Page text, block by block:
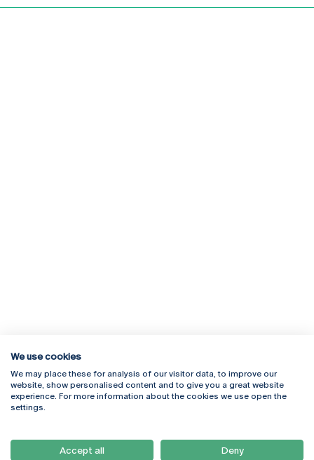
Rua Diogo Botelho 1327
4169-005 Porto
+351 226 196 240
Campus Online
Webmail
Como Chegar
We use cookies
We may place these for analysis of our visitor data, to improve our
website, show personalised content and to give you a great website
experience. For more information about the cookies we use open the
settings.
Accept all Deny